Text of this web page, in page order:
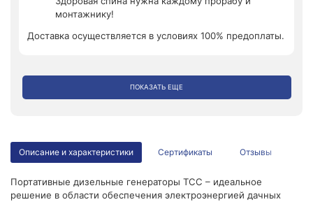
монтажнику!
Доставка осуществляется в условиях 100% предоплаты.
ПОКАЗАТЬ ЕЩЕ
Описание и характеристики Сертификаты Отзывы
Портативные дизельные генераторы ТСС – идеальное
решение в области обеспечения электроэнергией дачных